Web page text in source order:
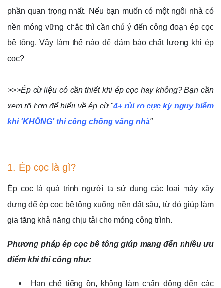
phần quan trọng nhất. Nếu bạn muốn có một ngôi nhà có
nền móng vững chắc thì cần chú ý đến công đoạn ép cọc
bê tông. Vậy làm thế nào để đảm bảo chất lượng khi ép
cọc?
>>>Ép cừ liệu có cần thiết khi ép cọc hay không? Bạn cần
xem rõ hơn để hiểu về ép cừ "4+ rủi ro cực kỳ nguy hiểm
khi 'KHÔNG' thi công chống văng nhà"
1. Ép cọc là gì?
Ép cọc là quá trình người ta sử dụng các loại máy xây
dựng để ép cọc bê tông xuống nền đất sâu, từ đó giúp làm
gia tăng khả năng chịu tải cho móng công trình.
Phương pháp ép cọc bê tông giúp mang đến nhiều ưu
điểm khi thi công như:
Hạn chế tiếng ồn, không làm chấn động đến các